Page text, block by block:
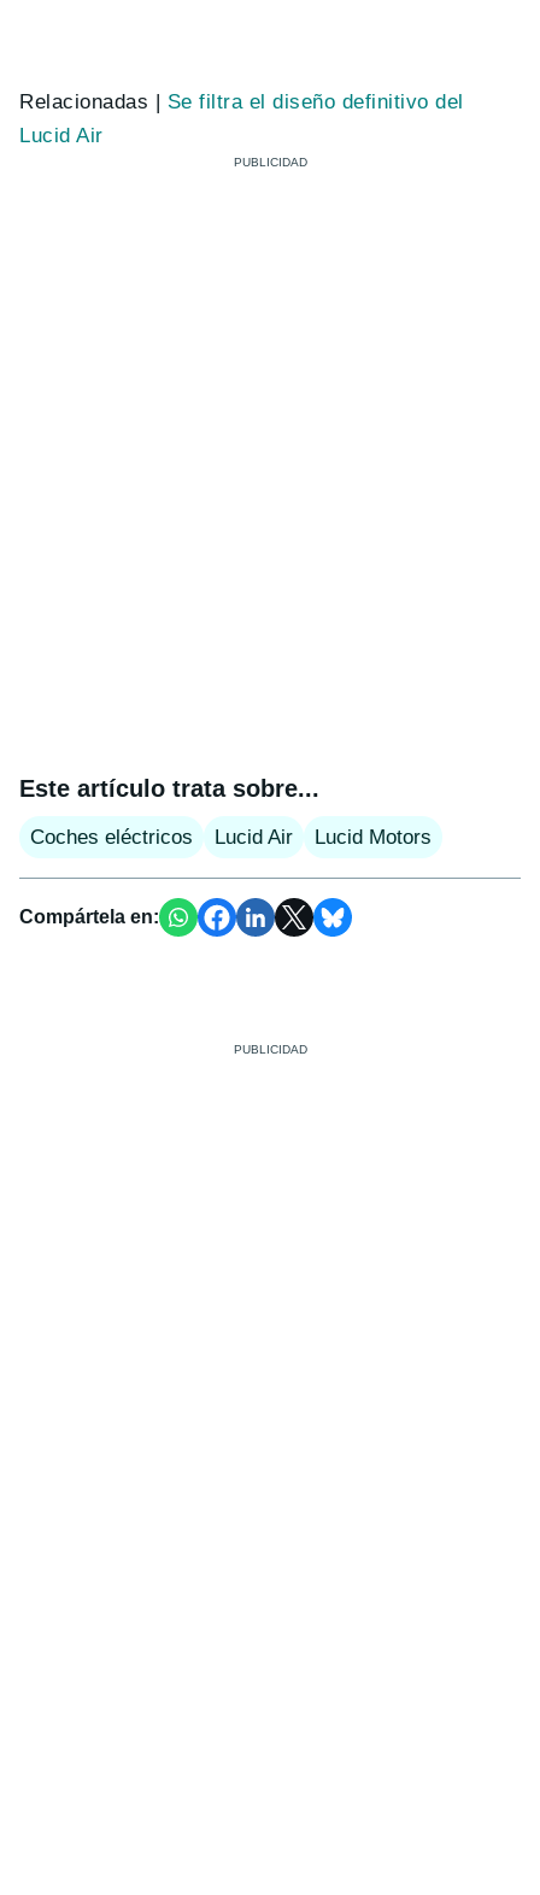
Relacionadas | Se filtra el diseño definitivo del
Lucid Air
Este artículo trata sobre...
Coches eléctricos Lucid Air Lucid Motors
Compártela en: